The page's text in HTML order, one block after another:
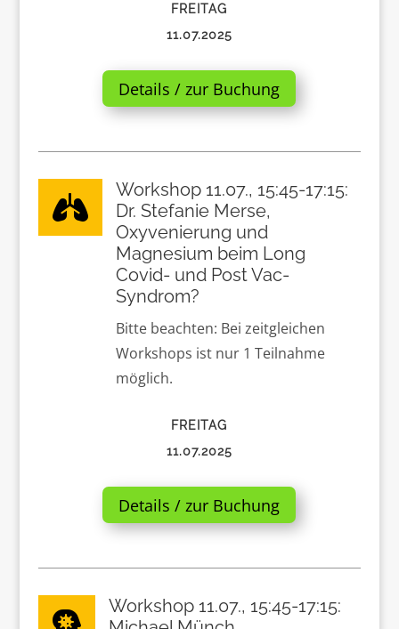
FREITAG
11.07.2025
Details / zur Buchung

Workshop 11.07., 15:45-17:15:
Dr. Stefanie Merse,
Oxyvenierung und
Magnesium beim Long
Covid- und Post Vac-
Syndrom?
Bitte beachten: Bei zeitgleichen
Workshops ist nur 1 Teilnahme
möglich.
FREITAG
11.07.2025
Details / zur Buchung
Workshop 11.07., 15:45-17:15: